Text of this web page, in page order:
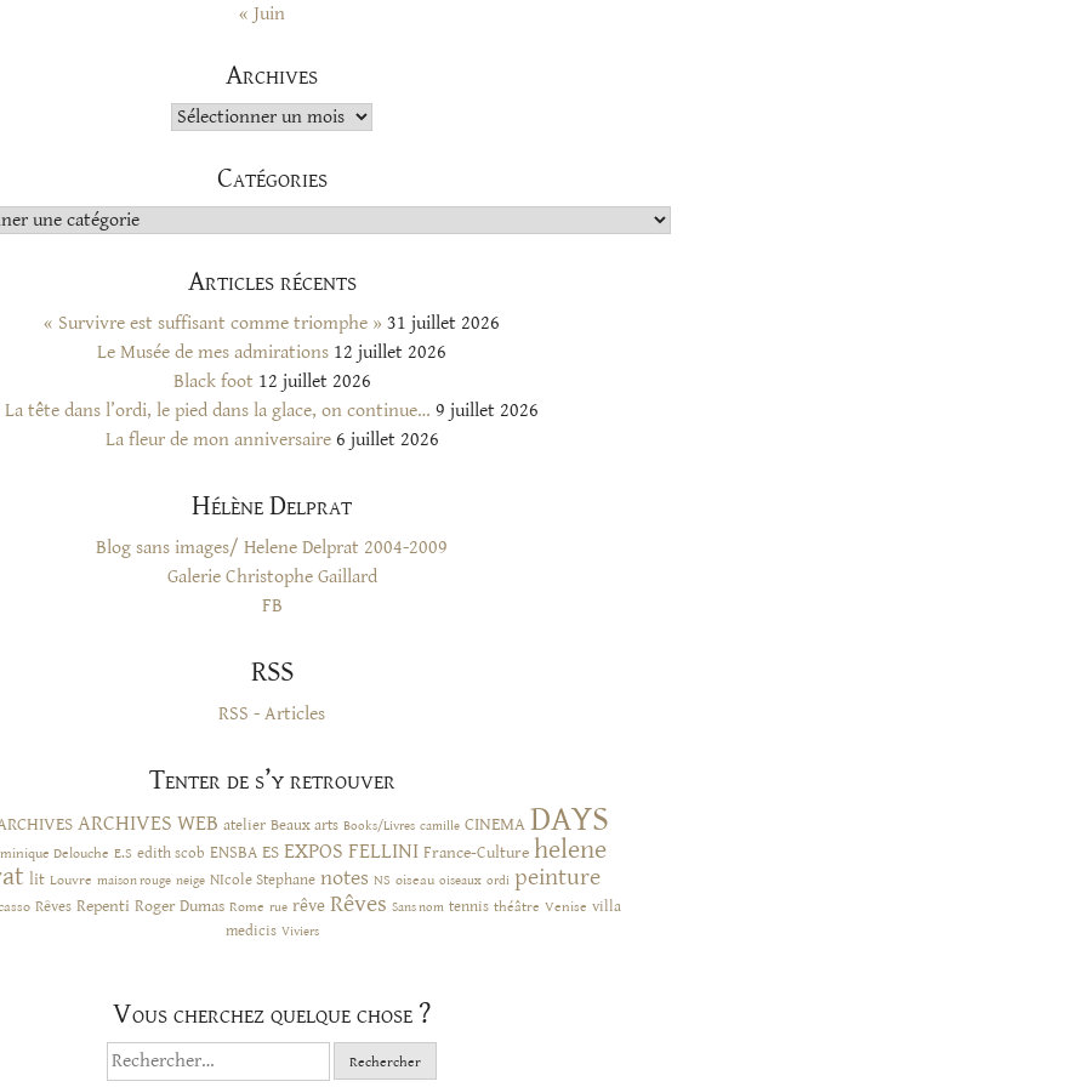
« Juin
Archives
Archives
Catégories
Articles récents
« Survivre est suffisant comme triomphe » 31 juillet 2026
Le Musée de mes admirations 12 juillet 2026
Black foot 12 juillet 2026
La tête dans l’ordi, le pied dans la glace, on continue… 9 juillet 2026
La fleur de mon anniversaire 6 juillet 2026
Hélène Delprat
Blog sans images/ Helene Delprat 2004-2009
Galerie Christophe Gaillard
FB
RSS
RSS - Articles
Tenter de s’y retrouver
ARCHIVES WEB atelier Beaux arts Books/Livres camille CINEMA DAYS
Delouche E.S edith scob ENSBA ES EXPOS FELLINI France-Culture helene
lit Louvre maison rouge neige NIcole Stephane notes NS oiseau oiseaux ordi peinture
Rêves Repenti Roger Dumas Rome rue rêve Rêves Sans nom tennis théâtre Venise villa
medicis Viviers
Vous cherchez quelque chose ?
Rechercher :